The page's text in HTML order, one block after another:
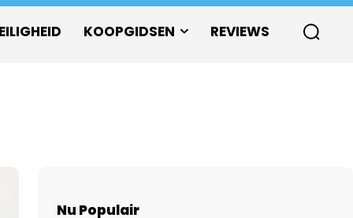
KOOPGIDSEN REVIEWS
Nu Populair